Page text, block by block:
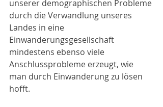
unserer demographischen Probleme
durch die Verwandlung unseres
Landes in eine
Einwanderungsgesellschaft
mindestens ebenso viele
Anschlussprobleme erzeugt, wie
man durch Einwanderung zu lösen
hofft.